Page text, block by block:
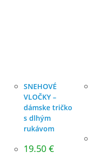
SNEHOVÉ
VLOČKY –
dámske tričko
s dlhým
rukávom
19.50€